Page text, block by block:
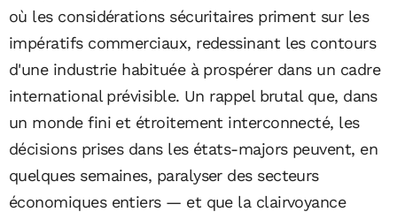
où les considérations sécuritaires priment sur les
impératifs commerciaux, redessinant les contours
d'une industrie habituée à prospérer dans un cadre
international prévisible. Un rappel brutal que, dans
un monde fini et étroitement interconnecté, les
décisions prises dans les états-majors peuvent, en
quelques semaines, paralyser des secteurs
économiques entiers — et que la clairvoyance